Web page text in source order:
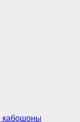
кабошоны